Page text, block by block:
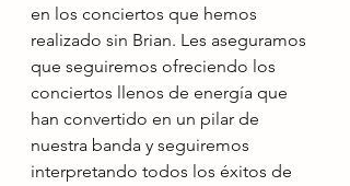
en los conciertos que hemos
realizado sin Brian. Les aseguramos
que seguiremos ofreciendo los
conciertos llenos de energía que
han convertido en un pilar de
nuestra banda y seguiremos
interpretando todos los éxitos de